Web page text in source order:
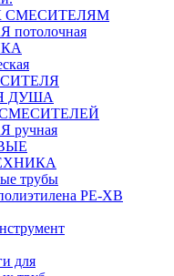
ДУША
трубы
PE-XB
для